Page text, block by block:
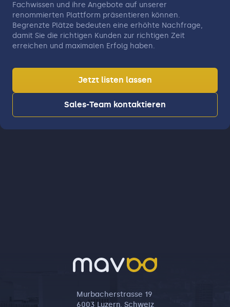
Fachwissen und ihre Angebote auf unserer
renommierten Plattform präsentieren können.
Begrenzte Plätze bedeuten eine erhöhte Nachfrage,
damit Sie die richtigen Kunden zur richtigen Zeit
erreichen und maximalen Erfolg haben.
Jetzt listen lassen
Sales-Team kontaktieren
Murbacherstrasse 19
6003 Luzern, Schweiz